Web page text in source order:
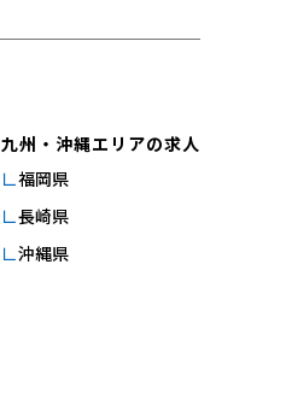
九州・沖縄エリアの求人
福岡県
長崎県
沖縄県